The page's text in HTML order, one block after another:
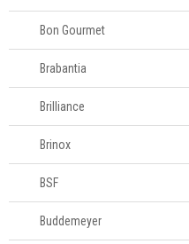
Eletros
Mesa
Cama e banho
Móveis
Decoração
Bon Gourmet
Brabantia
Brilliance
Brinox
BSF
Buddemeyer